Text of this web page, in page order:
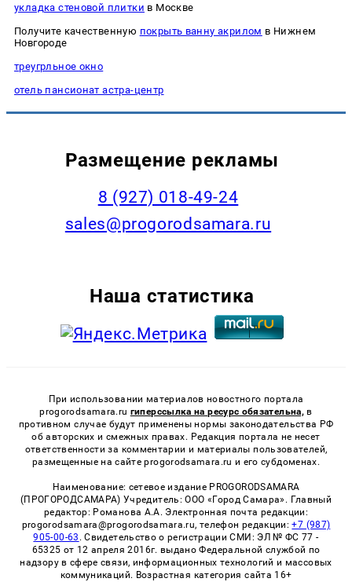
укладка стеновой плитки в Москве
Получите качественную покрыть ванну акрилом в Нижнем
Новгороде
треугрльное окно
отель пансионат астра-центр
Размещение рекламы
8 (927) 018-49-24
sales@progorodsamara.ru
Наша статистика
При использовании материалов новостного портала
progorodsamara.ru гиперссылка на ресурс обязательна, в
противном случае будут применены нормы законодательства РФ
об авторских и смежных правах. Редакция портала не несет
ответственности за комментарии и материалы пользователей,
размещенные на сайте progorodsamara.ru и его субдоменах.
Наименование: сетевое издание PROGORODSAMARA
(ПРОГОРОДСАМАРА) Учредитель: ООО «Город Самара». Главный
редактор: Романова А.А. Электронная почта редакции:
progorodsamara@progorodsamara.ru, телефон редакции:+7 (987)
905-00-63 . Свидетельство о регистрации СМИ: ЭЛ № ФС 77 -
65325 от 12 апреля 2016г. выдано Федеральной службой по
надзору в сфере связи, информационных технологий и массовых
коммуникаций. Возрастная категория сайта 16+